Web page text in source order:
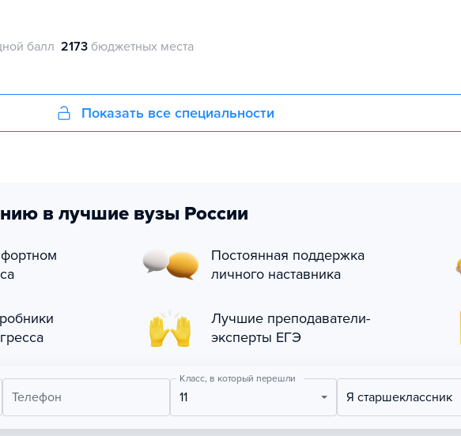
балл 2173 бюджетных места
Показать все специальности
в лучшие вузы России
Постоянная поддержка
личного наставника
Лучшие преподаватели-
эксперты ЕГЭ
Телефон
Класс, в который перешли
11 Я старшеклассник